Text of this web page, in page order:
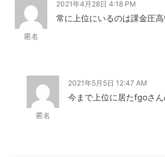
匿名
2021年4月28日 4:18 PM
常に上位にいるのは課金圧
匿名
2021年5月5日 12:47 AM
今まで上位に居たfgoさん